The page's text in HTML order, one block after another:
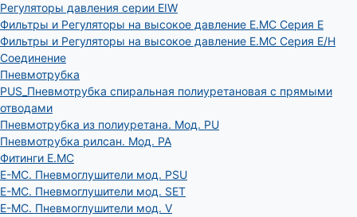
Регуляторы давления серии EIW
Фильтры и Регуляторы на высокое давление E.MC Серия E
Фильтры и Регуляторы на высокое давление E.MC Серия E/H
Соединение
Пневмотрубка
PUS_Пневмотрубка спиральная полиуретановая с прямыми
отводами
Пневмотрубка из полиуретана. Мод. РU
Пневмотрубка рилсан. Мод. PA
Фитинги E.MC
E-MC. Пневмоглушители мод. PSU
E-MC. Пневмоглушители мод. SET
E-MC. Пневмоглушители мод. V